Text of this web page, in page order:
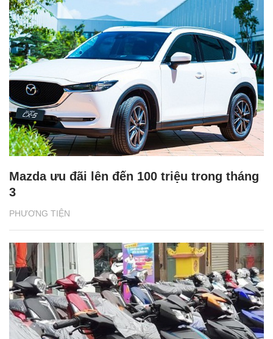
PHƯƠNG TIỆN
Mazda ưu đãi lên đến 100 triệu trong tháng
3